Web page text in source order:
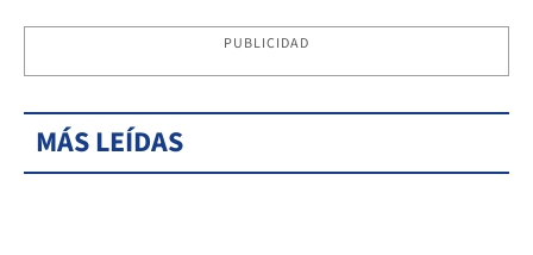
PUBLICIDAD
MÁS LEÍDAS